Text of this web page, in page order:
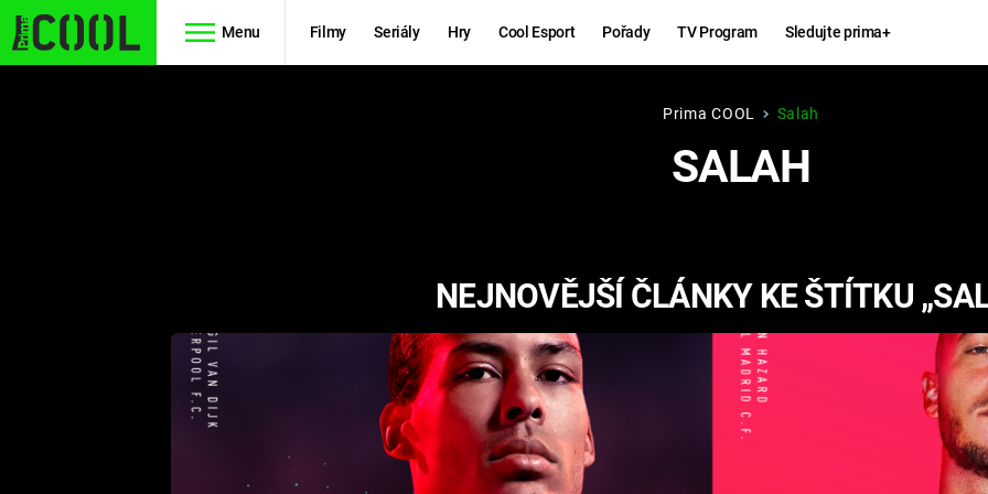
Menu Filmy Seriály Hry Cool Esport Pořady TV Program Sledujte prima+
RYCHLE A
ZBĚSILE 10
PREDÁTOR
KINGDOM
COME:
DELIVERANCE
CHUCK
NORRIS
Prima COOL Salah
SALAH
NEJNOVĚJŠÍ ČLÁNKY KE ŠTÍTKU